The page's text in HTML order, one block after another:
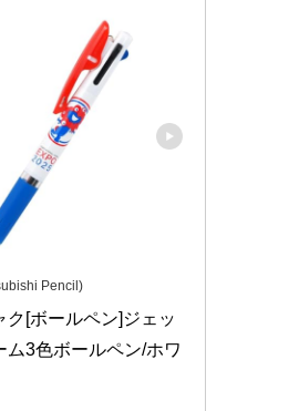
Pencil)
ク[ボールペン]ジェッ
ム3色ボールペン/ホワ